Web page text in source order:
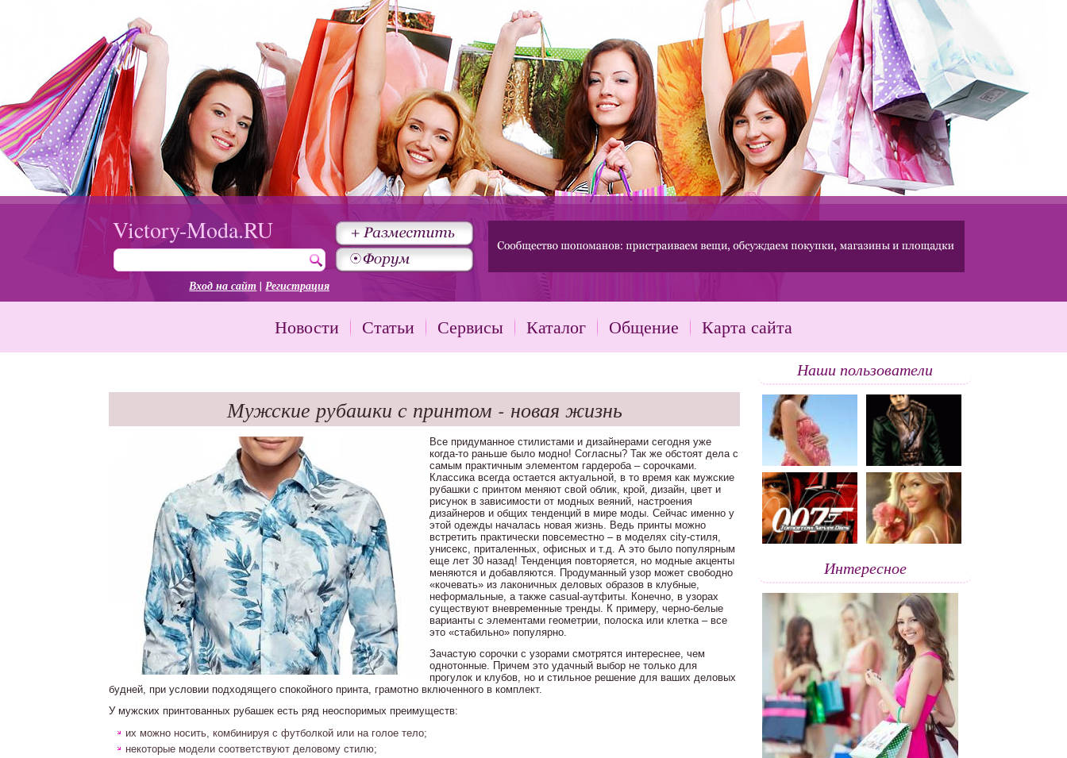
Victory-Moda.RU
Вход на сайт |Регистрация
Новости Статьи Сервисы Каталог Общение Карта сайта
Мужские рубашки с принтом - новая жизнь
Все придуманное стилистами и дизайнерами сегодня уже
когда-то раньше было модно! Согласны? Так же обстоят дела с
самым практичным элементом гардероба – сорочками.
Классика всегда остается актуальной, в то время как мужские
рубашки с принтом меняют свой облик, крой, дизайн, цвет и
рисунок в зависимости от модных веяний, настроения
дизайнеров и общих тенденций в мире моды. Сейчас именно у
этой одежды началась новая жизнь. Ведь принты можно
встретить практически повсеместно – в моделях city-стиля,
унисекс, приталенных, офисных и т.д. А это было популярным
еще лет 30 назад! Тенденция повторяется, но модные акценты
меняются и добавляются. Продуманный узор может свободно
«кочевать» из лаконичных деловых образов в клубные,
неформальные, а также casual-аутфиты. Конечно, в узорах
существуют вневременные тренды. К примеру, черно-белые
варианты с элементами геометрии, полоска или клетка – все
это «стабильно» популярно.
Зачастую сорочки с узорами смотрятся интереснее, чем
однотонные. Причем это удачный выбор не только для
прогулок и клубов, но и стильное решение для ваших деловых
будней, при условии подходящего спокойного принта, грамотно включенного в комплект.
У мужских принтованных рубашек есть ряд неоспоримых преимуществ:
их можно носить, комбинируя с футболкой или на голое тело;
некоторые модели соответствуют деловому стилю;
Наши пользователи
Интересное